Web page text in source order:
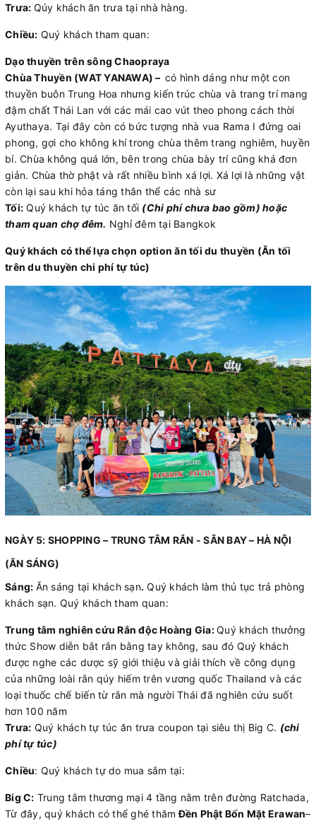
Trưa: Qúy khách ăn trưa tại nhà hàng.
Chiều: Quý khách tham quan:
Dạo thuyền trên sông Chaopraya
Chùa Thuyền (WAT YANAWA) – có hình dáng như một con
thuyền buôn Trung Hoa nhưng kiến trúc chùa và trang trí mang
đậm chất Thái Lan với các mái cao vút theo phong cách thời
Ayuthaya. Tại đây còn có bức tượng nhà vua Rama I đứng oai
phong, gợi cho không khí trong chùa thêm trang nghiêm, huyền
bí. Chùa không quá lớn, bên trong chùa bày trí cũng khá đơn
giản. Chùa thờ phật và rất nhiều bình xá lợi. Xá lợi là những vật
còn lại sau khi hỏa táng thân thể các nhà sư
Tối: Quý khách tự túc ăn tối (Chi phí chưa bao gồm) hoặc
tham quan chợ đêm. Nghỉ đêm tại Bangkok
Quý khách có thể lựa chọn option ăn tối du thuyền (Ăn tối
trên du thuyền chi phí tự túc)
NGÀY 5: SHOPPING – TRUNG TÂM RẮN - SÂN BAY – HÀ NỘI
(ĂN SÁNG)
Sáng: Ăn sáng tại khách sạn. Quý khách làm thủ tục trả phòng
khách sạn. Quý khách tham quan:
Trung tâm nghiên cứu Rắn độc Hoàng Gia:Quý khách thưởng
thức Show diễn bắt rắn bằng tay không, sau đó Quý khách
được nghe các dược sỹ giới thiệu và giải thích về công dụng
của những loài rắn qúy hiếm trên vương quốc Thailand và các
loại thuốc chế biến từ rắn mà người Thái đã nghiên cứu suốt
hơn 100 năm
Trưa: Quý khách tự túc ăn trưa coupon tại siêu thị Big C. (chi
phí tự túc)
Chiều: Quý khách tự do mua sắm tại:
Big C: Trung tâm thương mại 4 tầng nằm trên đường Ratchada,
Từ đây, quý khách có thể ghé thăm Đền Phật Bốn Mặt Erawan–